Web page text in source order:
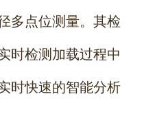
多点位测量。其检
时检测加载过程中
时快速的智能分析